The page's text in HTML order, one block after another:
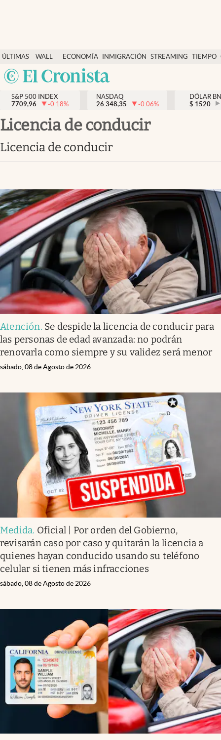
ÚLTIMAS
NOTICIAS
WALL
STREET
Y
DÓLAR
ECONOMÍA INMIGRACIÓN STREAMING TIEMPO
México
Finanzas y economía
Wall Street y dólar
Inmigración
Tiempo
Ciencia y salud
Streaming
PC y mobile
Lifestyle
USA
S&P 500 INDEX
7709,96
-0.18%
NASDAQ
26.348,35
-0.06%
DÓLAR
$ 1520
licencia de conducir
licencia de conducir
Atención. Se despide la licencia de conducir para
las personas de edad avanzada: no podrán
renovarla como siempre y su validez será menor
sábado, 08 de Agosto de 2026
Medida. Oficial | Por orden del Gobierno,
revisarán caso por caso y quitarán la licencia a
quienes hayan conducido usando su teléfono
celular si tienen más infracciones
sábado, 08 de Agosto de 2026